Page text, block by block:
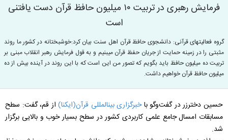
فرمایش رهبری در تربیت ۱۰ میلیون حافظ قرآن دست یافتنی
است
گروه فعالیت‎های قرآنی: دانشجوی حافظ قرآن اهل سنت بیان کرد:خوشبختانه در کشور ما روند
مثبتی را در زمینه حمایت از جریان حفظ قرآن می‎بنیم و به قول فرمایش رهبر انقلاب مبنی بر
تربیت ده میلیون حافظ باید بگویم که تصور من این است که با این روند در آینده بیش از ده
میلیون حافظ قرآن خواهیم داشت.
حسین دخترزر در گفت‌وگو باخبرگزاری بین‎المللی قرآن(ایکنا)
از قم، گفت: سطح
مسابقات امسال جامع علمی کاربردی کشور در سطح بسیار خوب و بالایی برگزار
شد.